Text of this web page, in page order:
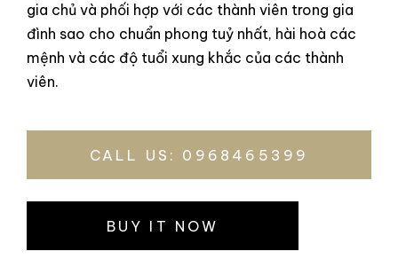
gia chủ và phối hợp với các thành viên trong gia
đình sao cho chuẩn phong tuỷ nhất, hài hoà các
mệnh và các độ tuổi xung khắc của các thành
viên.
CALL US: 0968465399
BUY IT NOW